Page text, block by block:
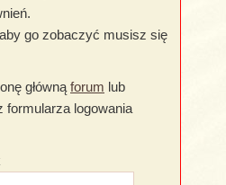
go zobaczyć musisz się
główną forum lub
formularza logowania